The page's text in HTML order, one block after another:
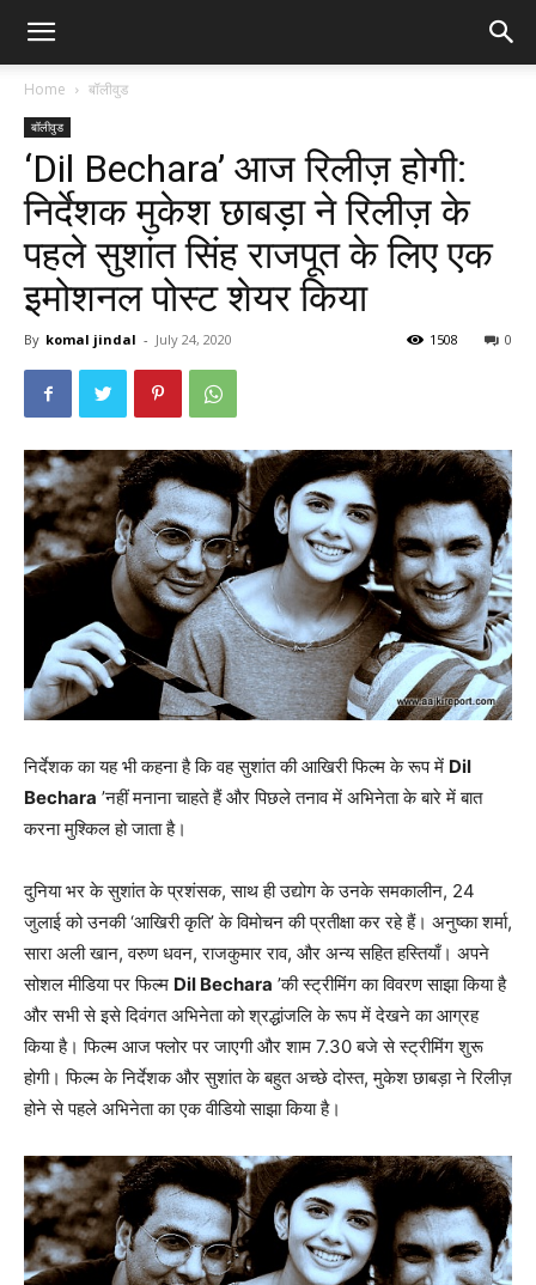
Home बॉलीवुड
बॉलीवुड
‘Dil Bechara’ आज रिलीज़ होगी:
निर्देशक मुकेश छाबड़ा ने रिलीज़ के
पहले सुशांत सिंह राजपूत के लिए एक
इमोशनल पोस्ट शेयर किया
By komal jindal - July 24, 2020 0
1508
निर्देशक का यह भी कहना है कि वह सुशांत की आखिरी फिल्म के रूप में Dil
Bechara ’नहीं मनाना चाहते हैं और पिछले तनाव में अभिनेता के बारे में बात
करना मुश्किल हो जाता है।
दुनिया भर के सुशांत के प्रशंसक, साथ ही उद्योग के उनके समकालीन, 24
जुलाई को उनकी ‘आखिरी कृति’ के विमोचन की प्रतीक्षा कर रहे हैं। अनुष्का शर्मा,
सारा अली खान, वरुण धवन, राजकुमार राव, और अन्य सहित हस्तियाँ। अपने
सोशल मीडिया पर फिल्म Dil Bechara ’की स्ट्रीमिंग का विवरण साझा किया है
और सभी से इसे दिवंगत अभिनेता को श्रद्धांजलि के रूप में देखने का आग्रह
किया है। फिल्म आज फ्लोर पर जाएगी और शाम 7.30 बजे से स्ट्रीमिंग शुरू
होगी। फिल्म के निर्देशक और सुशांत के बहुत अच्छे दोस्त, मुकेश छाबड़ा ने रिलीज़
होने से पहले अभिनेता का एक वीडियो साझा किया है।